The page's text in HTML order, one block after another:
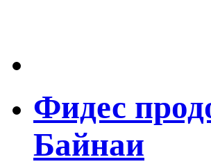
Фидес
Байнаи